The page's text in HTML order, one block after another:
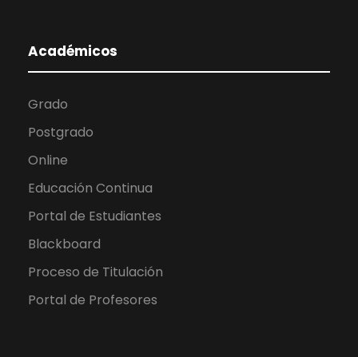
Académicos
Grado
Postgrado
Online
Educación Continua
Portal de Estudiantes
Blackboard
Proceso de Titulación
Portal de Profesores